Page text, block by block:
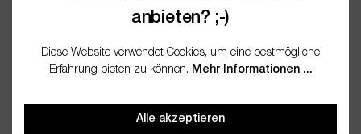
Dokumentation
anbieten? ;-)
Diese Website verwendet Cookies, um eine bestmögliche
Erfahrung bieten zu können. Mehr Informationen ...
Alle akzeptieren